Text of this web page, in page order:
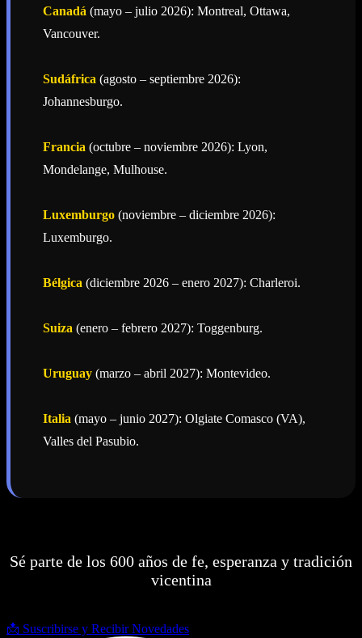
Canadá (mayo – julio 2026): Montreal, Ottawa,
Vancouver.
Sudáfrica (agosto – septiembre 2026):
Johannesburgo.
Francia (octubre – noviembre 2026): Lyon,
Mondelange, Mulhouse.
Luxemburgo (noviembre – diciembre 2026):
Luxemburgo.
Bélgica (diciembre 2026 – enero 2027): Charleroi.
Suiza (enero – febrero 2027): Toggenburg.
Uruguay (marzo – abril 2027): Montevideo.
Italia (mayo – junio 2027): Olgiate Comasco (VA),
Valles del Pasubio.
Sé parte de los 600 años de fe, esperanza y tradición
vicentina
📩 Suscribirse y Recibir Novedades